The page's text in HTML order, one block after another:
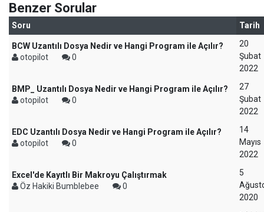
Benzer Sorular
Soru Tarih
BCW Uzantılı Dosya Nedir ve Hangi Program ile Açılır?
otopilot
0
20
Şubat
2022
BMP_ Uzantılı Dosya Nedir ve Hangi Program ile Açılır?
otopilot
0
27
Şubat
2022
EDC Uzantılı Dosya Nedir ve Hangi Program ile Açılır?
otopilot
0
14
Mayıs
2022
Excel'de Kayıtlı Bir Makroyu Çalıştırmak
Öz Hakiki Bumblebee
0
5
2020